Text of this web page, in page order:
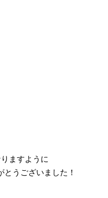
ますように
うございました！